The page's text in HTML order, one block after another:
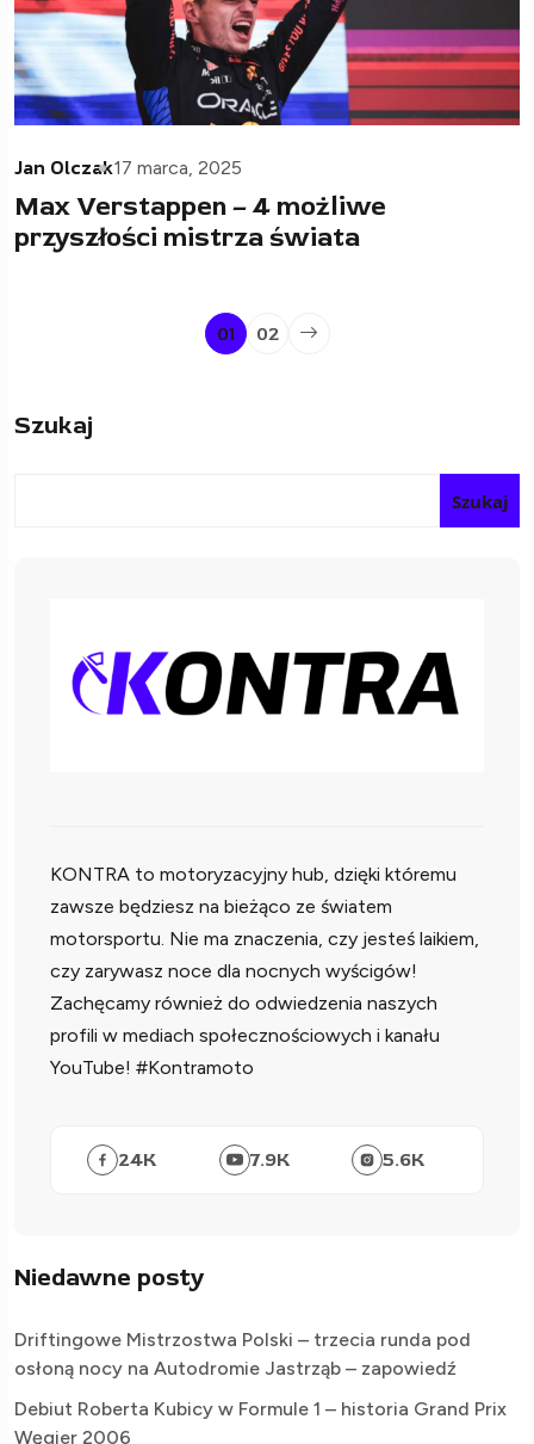
Jan Olczak17 marca, 2025
Max Verstappen – 4 możliwe
przyszłości mistrza świata
01 02
Szukaj
Szukaj
KONTRA to motoryzacyjny hub, dzięki któremu
zawsze będziesz na bieżąco ze światem
motorsportu. Nie ma znaczenia, czy jesteś laikiem,
czy zarywasz noce dla nocnych wyścigów!
Zachęcamy również do odwiedzenia naszych
profili w mediach społecznościowych i kanału
YouTube! #Kontramoto
24K 7.9K 5.6K
Niedawne posty
Driftingowe Mistrzostwa Polski – trzecia runda pod
osłoną nocy na Autodromie Jastrząb – zapowiedź
Debiut Roberta Kubicy w Formule 1 – historia Grand Prix
Węgier 2006